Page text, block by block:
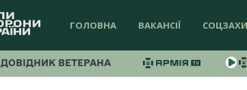
ГОЛОВНА ВАКАНСІЇ
ДОВІДНИК ВЕТЕРАНА